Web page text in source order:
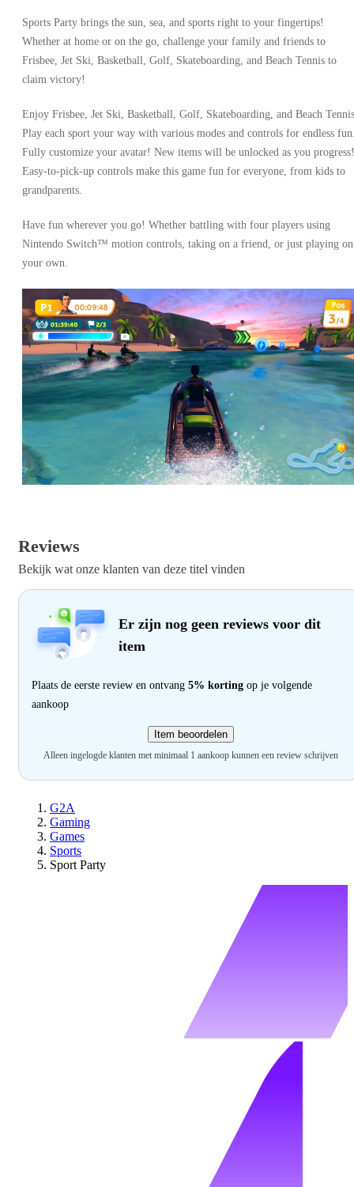
Sports Party brings the sun, sea, and sports right to your fingertips!
Whether at home or on the go, challenge your family and friends to
Frisbee, Jet Ski, Basketball, Golf, Skateboarding, and Beach Tennis to
claim victory!
Enjoy Frisbee, Jet Ski, Basketball, Golf, Skateboarding, and Beach
Play each sport your way with various modes and controls for endless
Fully customize your avatar! New items will be unlocked as you progress!
Easy-to-pick-up controls make this game fun for everyone, from kids to
grandparents.
Have fun wherever you go! Whether battling with four players using
Nintendo Switch™ motion controls, taking on a friend, or just playing on
your own.
Reviews
Bekijk wat onze klanten van deze titel vinden
Er zijn nog geen reviews voor dit
item
Plaats de eerste review en ontvang 5% korting op je volgende
aankoop
Item beoordelen
Alleen ingelogde klanten met minimaal 1 aankoop kunnen een review schrijven
G2A
Gaming
Games
Sports
Sport Party